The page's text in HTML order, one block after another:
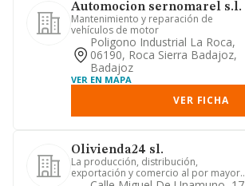
Automocion sernomarel s.l.
Mantenimiento y reparación de
vehículos de motor
Poligono Industrial La Roca,
06190, Roca Sierra Badajoz,
Badajoz
VER EN MAPA
VER FICHA
Olivienda24 sl.
La producción, distribución,
exportación y comercio al por mayor